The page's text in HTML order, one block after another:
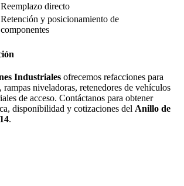
Reemplazo directo
Retención y posicionamiento de
componentes
Industriales ofrecemos refacciones para
rampas niveladoras, retenedores de vehículos
de acceso. Contáctanos para obtener
disponibilidad y cotizaciones del Anillo de
.